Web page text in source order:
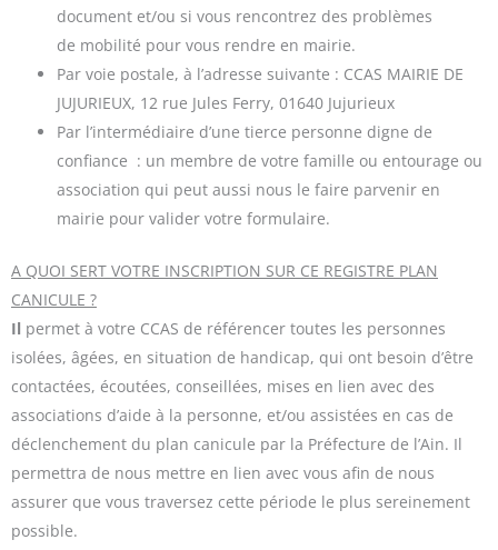
document et/ou si vous rencontrez des problèmes
de mobilité pour vous rendre en mairie.
Par voie postale, à l’adresse suivante : CCAS MAIRIE DE
JUJURIEUX, 12 rue Jules Ferry, 01640 Jujurieux
Par l’intermédiaire d’une tierce personne digne de
confiance : un membre de votre famille ou entourage ou
association qui peut aussi nous le faire parvenir en
mairie pour valider votre formulaire.
A QUOI SERT VOTRE INSCRIPTION SUR CE REGISTRE PLAN
CANICULE ?
Il permet à votre CCAS de référencer toutes les personnes
isolées, âgées, en situation de handicap, qui ont besoin d’être
contactées, écoutées, conseillées, mises en lien avec des
associations d’aide à la personne, et/ou assistées en cas de
déclenchement du plan canicule par la Préfecture de l’Ain. Il
permettra de nous mettre en lien avec vous afin de nous
assurer que vous traversez cette période le plus sereinement
possible.